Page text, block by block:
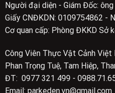
Người đại diện - Giám Đốc:
Giấy CNĐKDN: 0109754862 -
Cơ quan cấp: Phòng ĐKKD Sở
Công Viên Thực Vật Cảnh
Phan Trọng Tuệ, Tam Hiệp,
ĐT: 0977 321 499 -
Email: parkeden.vn@gmail.com